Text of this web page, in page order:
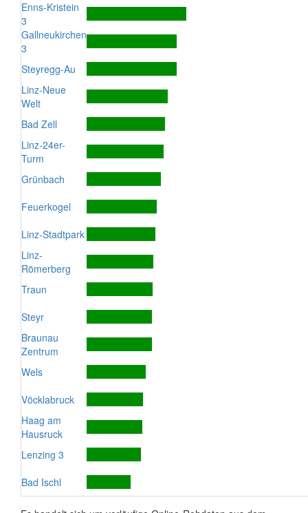
Enns-Kristein
3
Gallneukirchen
3
Steyregg-Au
Linz-Neue
Welt
Bad Zell
Linz-24er-
Turm
Grünbach
Feuerkogel
Linz-Stadtpark
Linz-
Römerberg
Traun
Steyr
Braunau
Zentrum
Wels
Vöcklabruck
Haag am
Hausruck
Lenzing 3
Bad Ischl